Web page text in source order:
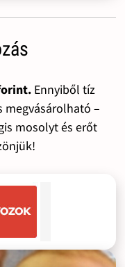
Ennyiből tíz
megvásárolható –
mosolyt és erőt